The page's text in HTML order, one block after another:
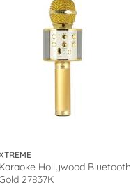
Karaoke Hollywood Bluetooth
27837K